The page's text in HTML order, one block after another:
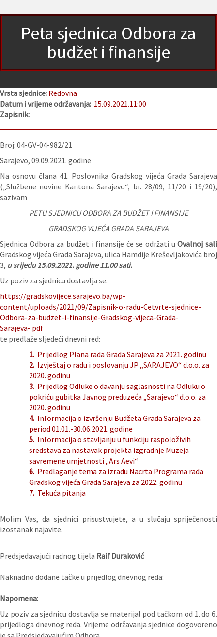
Peta sjednica Odbora za
budžet i finansije
Vrsta sjednice: Redovna
Datum i vrijeme održavanja: 15.09.2021.11:00
Zapisnik:
Broj: 04-GV-04-982/21
Sarajevo, 09.09.2021. godine
Na osnovu člana 41. Poslovnika Gradskog vijeća Grada Sarajeva
(„Službene novine Kantona Sarajevo“, br. 28/09, 11/20 i 19/20),
sazivam
PETU SJEDNICUODBORA ZA BUDŽET I FINANSIJE
GRADSKOG VIJEĆA GRADA SARAJEVA
Sjednica Odbora za budžet i finansije će se održati uOvalnoj sali
Gradskog vijeća Grada Sarajeva, ulica Hamdije Kreševljakovića broj
3, u srijedu 15.09.2021. godine11.00 sati.
Uz poziv za sjednicu dostavlja se:
https://gradskovijece.sarajevo.ba/wp-
content/uploads/2021/09/Zapisnik-o-radu-Cetvrte-sjednice-
Odbora-za-budzet-i-finansije-Gradskog-vijeca-Grada-
Sarajeva-.pdf
te predlaže sljedeći dnevni red:
1. Prijedlog Plana rada Grada Sarajeva za 2021. godinu
2. Izvještaj o radu i poslovanju JP „SARAJEVO“ d.o.o. za
2020. godinu
3. Prijedlog Odluke o davanju saglasnosti na Odluku o
pokriću gubitka Javnog preduzeća „Sarajevo“ d.o.o. za
2020. godinu
4. Informacija o izvršenju Budžeta Grada Sarajeva za
period 01.01.-30.06.2021. godine
5. Informacija o stavljanju u funkciju raspoloživih
sredstava za nastavak projekta izgradnje Muzeja
savremene umjetnosti „Ars Aevi“
6. Predlaganje tema za izradu Nacrta Programa rada
Gradskog vijeća Grada Sarajeva za 2022. godinu
7. Tekuća pitanja
Molim Vas, da sjednici prisustvujete, a u slučaju spriječenosti
izostanak najavite.
Predsjedavajući radnog tijela Raif Duraković
Naknadno dodane tačke u prijedlog dnevnog reda:
Napomena:
Uz poziv za sjednicu dostavlja se materijal pod tačkom od 1. do 6.
prijedloga dnevnog reda. Vrijeme održavanja sjednice dogovoreno